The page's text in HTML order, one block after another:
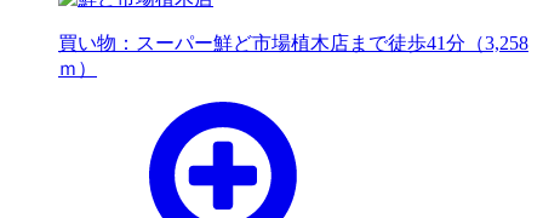
買い物：スーパー鮮ど市場植木店まで徒歩41分（3,258
ｍ）